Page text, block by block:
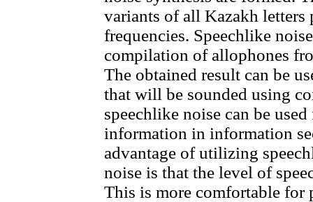
variants of all Kazakh
frequencies. Speechlike
compilation of allophones
The obtained result can be
that will be sounded using
speechlike noise can be
information in information
advantage of utilizing
noise is that the level of
This is more comfortable for